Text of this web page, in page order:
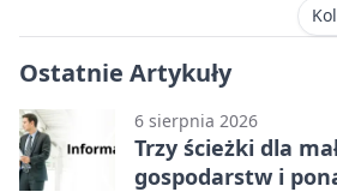
Ostatnie Artykuły
6 sierpnia 2026
Trzy ścieżki dla
gospodarstw i